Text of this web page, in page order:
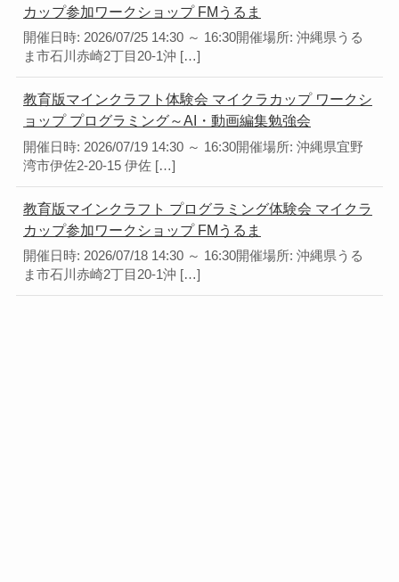
カップ参加ワークショップ FMうるま
開催日時: 2026/07/25 14:30 ～ 16:30開催場所: 沖縄県うる
ま市石川赤崎2丁目20-1沖 […]
教育版マインクラフト体験会 マイクラカップ ワークシ
ョップ プログラミング～AI・動画編集勉強会
開催日時: 2026/07/19 14:30 ～ 16:30開催場所: 沖縄県宜野
湾市伊佐2-20-15 伊佐 […]
教育版マインクラフト プログラミング体験会 マイクラ
カップ参加ワークショップ FMうるま
開催日時: 2026/07/18 14:30 ～ 16:30開催場所: 沖縄県うる
ま市石川赤崎2丁目20-1沖 […]